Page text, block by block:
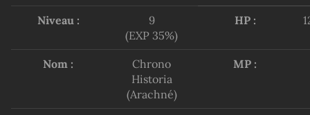
Niveau :
9
(EXP 35%)
HP :
Nom :
Chrono
Historia
(Arachné)
MP :